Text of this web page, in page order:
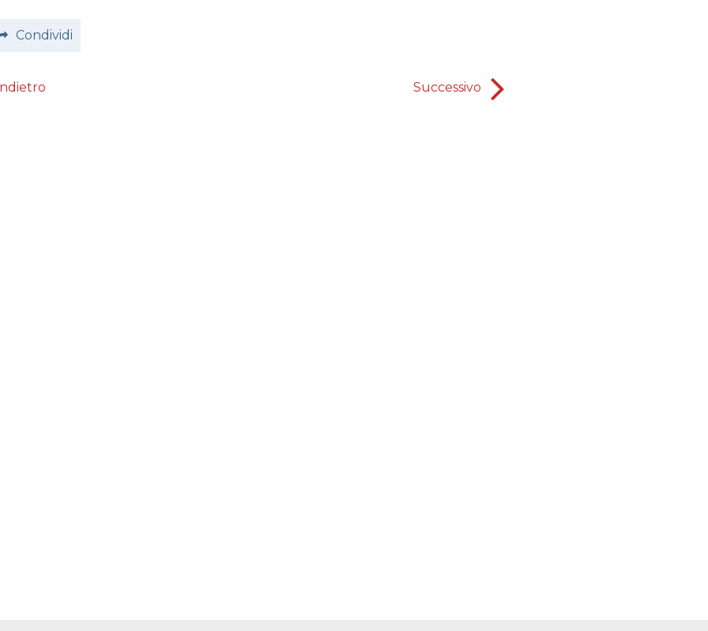
Condividi
Successivo